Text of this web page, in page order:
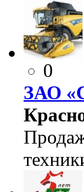
0
ЗАО